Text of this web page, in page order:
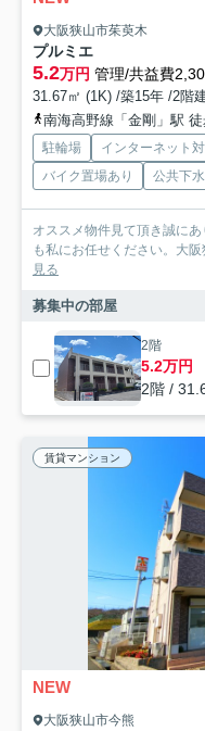
大阪狭山市茱萸木
プルミエ
5.2万円 管理/共益費
31.67㎡ (1K) /築15年 /2階
南海高野線「金剛」駅
駐輪場 インターネット
バイク置場あり
公共下水
オススメ物件見て頂き誠に
も私にお任せください。大
見る
募集中の部屋
2階
5.2万円
2階 /
賃貸マンション
NEW
大阪狭山市今熊